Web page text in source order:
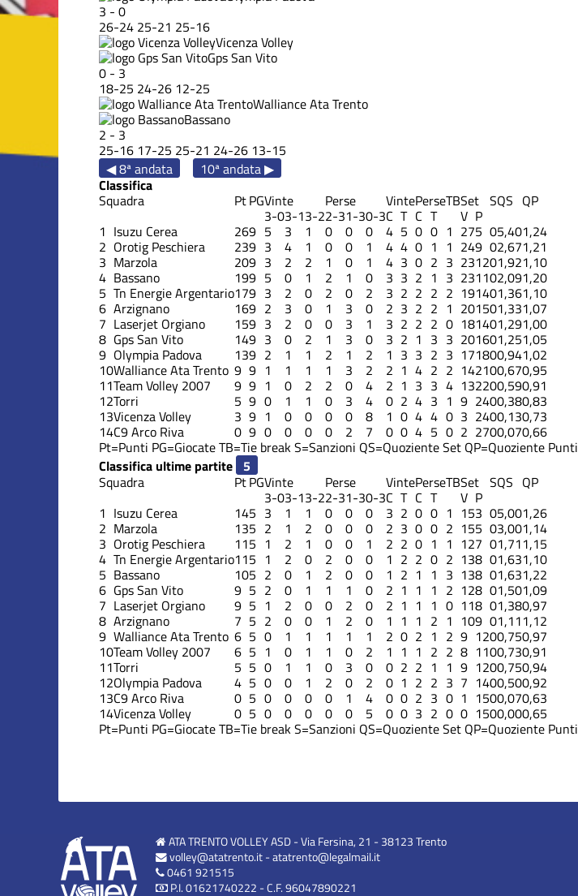
3 - 0
26-24 25-21 25-16
Vicenza Volley
Gps San Vito
0 - 3
18-25 24-26 12-25
Walliance Ata Trento
Bassano
2 - 3
25-16 17-25 25-21 24-26 13-15
◀ 8ª andata
10ª andata ▶
Classifica
Squadra PtPGVinte Perse VintePerseTBSet SQS QP
3-03-13-22-31-30-3C T C T V P
1 Isuzu Cerea 269 5 3 1 0 0 0 4 5 0 0 1 275 05,401,24
2 Orotig Peschiera 239 3 4 1 0 0 1 4 4 0 1 1 249 02,671,21
3 Marzola 209 3 2 2 1 0 1 4 3 0 2 3 231201,921,10
4 Bassano 199 5 0 1 2 1 0 3 3 2 1 3 231102,091,20
5 Tn Energie Argentario179 3 2 0 2 0 2 3 2 2 2 2 191401,361,10
6 Arzignano 169 2 3 0 1 3 0 2 3 2 2 1 201501,331,07
7 Laserjet Orgiano 159 3 2 0 0 3 1 3 2 2 2 0 181401,291,00
8 Gps San Vito 149 3 0 2 1 3 0 3 2 1 3 3 201601,251,05
9 Olympia Padova 139 2 1 1 2 1 2 1 3 3 2 3 171800,941,02
10Walliance Ata Trento 9 9 1 1 1 1 3 2 2 1 4 2 2 142100,670,95
11Team Volley 2007 9 9 1 0 2 2 0 4 2 1 3 3 4 132200,590,91
12Torri 5 9 0 1 1 0 3 4 0 2 4 3 1 9 2400,380,83
13Vicenza Volley 3 9 1 0 0 0 0 8 1 0 4 4 0 3 2400,130,73
14C9 Arco Riva 0 9 0 0 0 0 2 7 0 0 4 5 0 2 2700,070,66
Pt=Punti PG=GiocateTB=Tie breakS=Sanzioni QS=Quoziente Set QP=Quoziente Punti
Classifica ultime partite
Squadra
PtPGVinte Perse VintePerseTBSet SQS QP
3-03-13-22-31-30-3C T C T V P
1 Isuzu Cerea 145 3 1 1 0 0 0 3 2 0 0 1 153 05,001,26
2 Marzola 135 2 1 2 0 0 0 2 3 0 0 2 155 03,001,14
3 Orotig Peschiera 115 1 2 1 0 0 1 2 2 0 1 1 127 01,711,15
4 Tn Energie Argentario115 1 2 0 2 0 0 1 2 2 0 2 138 01,631,10
5 Bassano 105 2 0 1 2 0 0 1 2 1 1 3 138 01,631,22
6 Gps San Vito 9 5 2 0 1 1 1 0 2 1 1 1 2 128 01,501,09
7 Laserjet Orgiano 9 5 1 2 0 0 2 0 2 1 1 1 0 118 01,380,97
8 Arzignano 7 5 2 0 0 1 2 0 1 1 1 2 1 109 01,111,12
9 Walliance Ata Trento 6 5 0 1 1 1 1 1 2 0 2 1 2 9 1200,750,97
10Team Volley 2007 6 5 1 0 1 1 0 2 1 1 1 2 2 8 1100,730,91
11Torri 5 5 0 1 1 0 3 0 0 2 2 1 1 9 1200,750,94
12Olympia Padova 4 5 0 0 1 2 0 2 0 1 2 2 3 7 1400,500,92
13C9 Arco Riva 0 5 0 0 0 0 1 4 0 0 2 3 0 1 1500,070,63
14Vicenza Volley 0 5 0 0 0 0 0 5 0 0 3 2 0 0 1500,000,65
Pt=Punti PG=GiocateTB=Tie breakS=Sanzioni QS=Quoziente Set QP=Quoziente Punti
ATA TRENTO VOLLEY ASD - Via Fersina, 21 - 38123 Trento
volley@atatrento.it -atatrento@legalmail.it
0461 921515
P.I. 01621740222 - C.F. 96047890221